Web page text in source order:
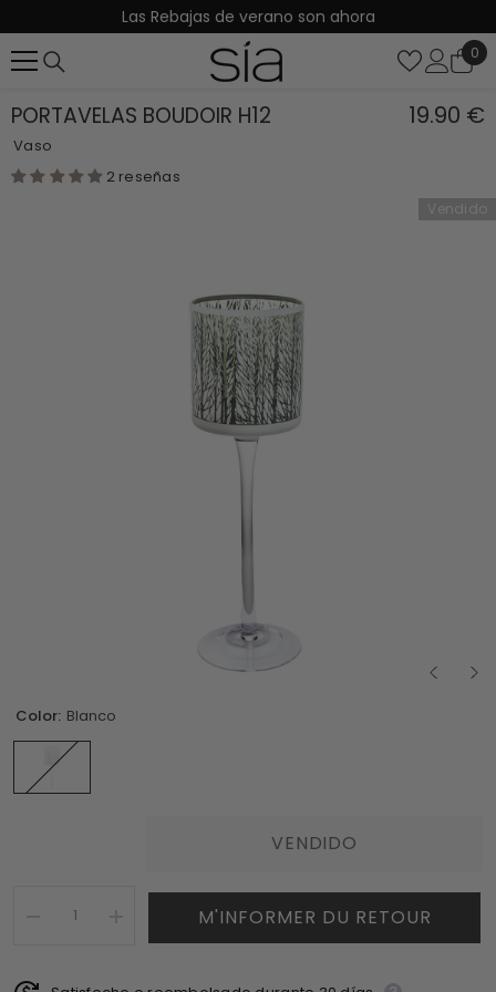
SALTAR AL CONTENIDO
Las Rebajas de verano son ahora
0
0
PORTAVELAS BOUDOIR H12
Vaso
2 reseñas
19.90 €
Vendido
Color: Blanco
Error:
VENDIDO
M'INFORMER DU RETOUR